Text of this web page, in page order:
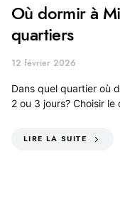
Où dormir à
quartiers
12 février 2026
Dans quel quartier où
2 ou 3 jours? Choisir
LIRE LA SUITE